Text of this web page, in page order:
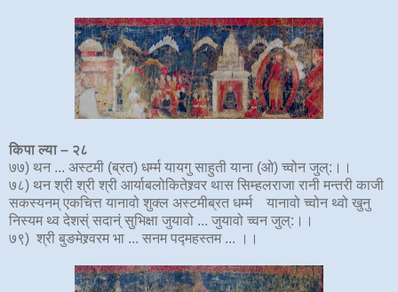
किपा ल्या– २८
७७) थन ... अस्टमी (ब्रत) धर्म्म यायगु साहुती याना (ओ) च्वोन जुल्:।।
७८) थन श्री श्री श्री आर्याबलोकितेश्र्वर‍ थास सिम्हलराजा रानी मन्तरी काजी
सकस्यनम् एकचित्त यानावो शुक्ल अस्टमीब्रत धर्म्म यानावो च्वोन थ्वो खुनु
निस्यम थ्व देशस्ं सदान्ं सुभिक्षा जुयावो ... जुयावो च्वन जुल्:।।
७९) श्री बुङमेश्र्वर‍म भा ... सनम पद्महस्तम ... ।।